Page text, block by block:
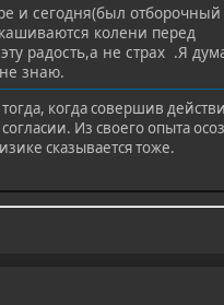
и сегодня(был отборочный
колени перед
радость,а не страх .Я
знаю.
когда совершив
Из своего опыта
сказывается тоже.